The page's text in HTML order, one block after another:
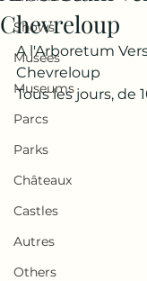
Shows
Musées
Museums
Parcs
Parks
Châteaux
Castles
Autres
Others
Chevreloup
A l'Arboretum
Chevreloup
Tous les jours, de